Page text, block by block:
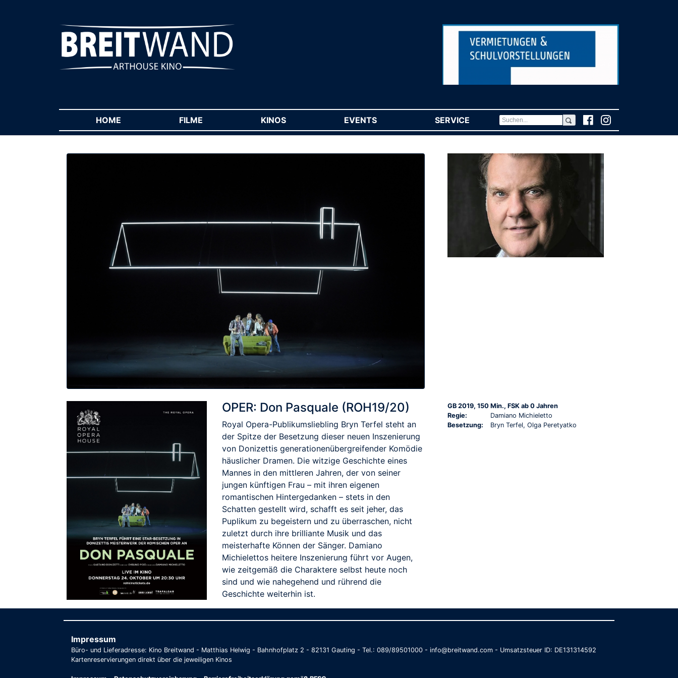
HOME FILME KINOS EVENTS SERVICE (CURRENT)
OPER: Don Pasquale (ROH19/20)
Royal Opera-Publikumsliebling Bryn Terfel steht an
der Spitze der Besetzung dieser neuen Inszenierung
von Donizettis generationenübergreifender Komödie
häuslicher Dramen. Die witzige Geschichte eines
Mannes in den mittleren Jahren, der von seiner
jungen künftigen Frau – mit ihren eigenen
romantischen Hintergedanken – stets in den
Schatten gestellt wird, schafft es seit jeher, das
Puplikum zu begeistern und zu überraschen, nicht
zuletzt durch ihre brilliante Musik und das
meisterhafte Können der Sänger. Damiano
Michielettos heitere Inszenierung führt vor Augen,
wie zeitgemäß die Charaktere selbst heute noch
sind und wie nahegehend und rührend die
Geschichte weiterhin ist.
GB 2019, 150 Min., FSK ab 0 Jahren
Regie:
Damiano Michieletto
Besetzung:
Bryn Terfel, Olga Peretyatko
Impressum
Büro- und Lieferadresse: Kino Breitwand - Matthias Helwig - Bahnhofplatz 2 - 82131 Gauting - Tel.: 089/89501000 - info@breitwand.com - Umsatzsteuer ID: DE131314592
Kartenreservierungen direkt über die jeweiligen Kinos